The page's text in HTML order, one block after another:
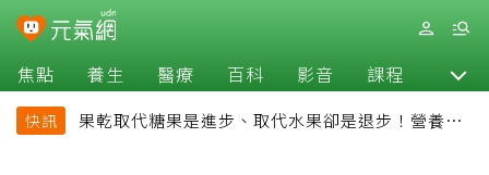
焦點 養生 醫療 百科 影音 課程 退休
快訊
果乾取代糖果是進步、取代水果卻是退步！營養師